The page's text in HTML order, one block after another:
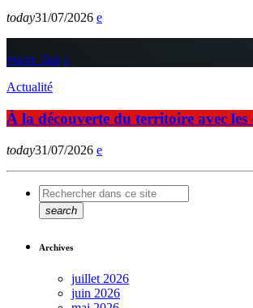
today31/07/2026
insert_link
Actualité
À la découverte du territoire avec
today31/07/2026
search
Archives
juillet 2026
juin 2026